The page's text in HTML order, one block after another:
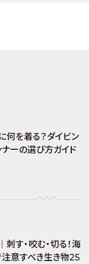
何を着る？ダイビン
ーの選び方ガイド
す・咬む・切る！海
意すべき生き物25